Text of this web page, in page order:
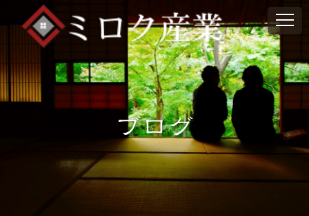
ブログ